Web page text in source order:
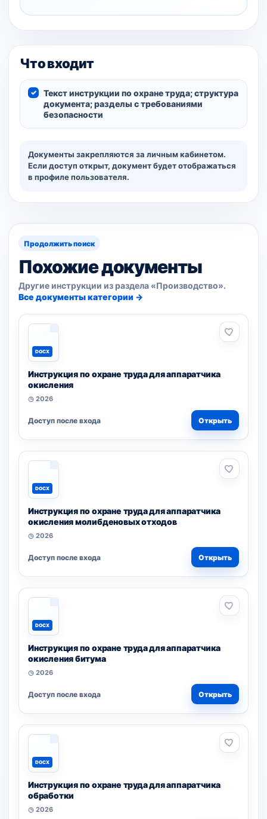
Что входит
Текст инструкции по охране труда; структура
документа; разделы с требованиями
безопасности
Документы закрепляются за личным кабинетом.
Если доступ открыт, документ будет отображаться
в профиле пользователя.
Продолжить поиск
Похожие документы
Другие инструкции из раздела «Производство».
Все документы категории →
DOCX
Инструкция по охране труда для аппаратчика
окисления
◷ 2026
Доступ после входа Открыть
DOCX
Инструкция по охране труда для аппаратчика
окисления молибденовых отходов
◷ 2026
Доступ после входа Открыть
DOCX
Инструкция по охране труда для аппаратчика
окисления битума
◷ 2026
Доступ после входа Открыть
DOCX
Инструкция по охране труда для аппаратчика
обработки
◷ 2026